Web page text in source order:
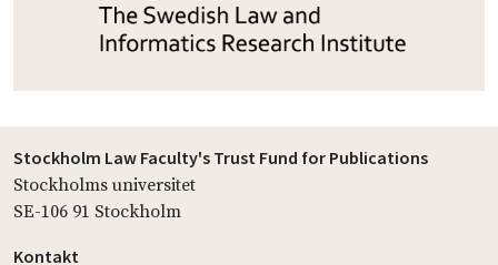
Stockholm Law Faculty's Trust Fund for Publications
Stockholms universitet
SE-106 91 Stockholm
Kontakt